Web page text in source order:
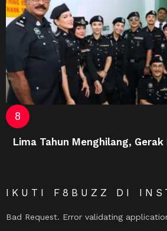
Lima Tahun Menghilang, Gerak
IKUTI F8BUZZ DI
Bad Request. Error validating